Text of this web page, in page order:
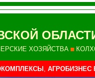
ХОЗЯЙСТВА
, АГРОБИЗНЕС